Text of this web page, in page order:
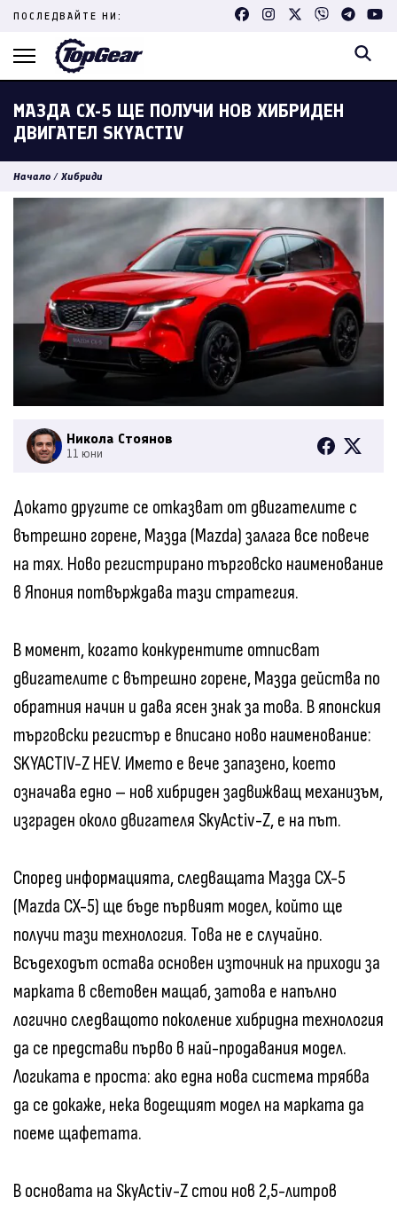
Skip
content
ПОСЛЕДВАЙТЕ НИ:
МАЗДА CX-5 ЩЕ ПОЛУЧИ НОВ ХИБРИДЕН
ДВИГАТЕЛ SKYACTIV
Начало / Хибриди
Никола Стоянов
11 юни
Докато другите се отказват от двигателите с
вътрешно горене, Мазда (Mazda) залага все повече
на тях. Ново регистрирано търговско наименование
в Япония потвърждава тази стратегия.
В момент, когато конкурентите отписват
двигателите с вътрешно горене, Мазда действа по
обратния начин и дава ясен знак за това. В японския
търговски регистър е вписано ново наименование:
SKYACTIV-Z HEV. Името е вече запазено, което
означава едно – нов хибриден задвижващ механизъм,
изграден около двигателя SkyActiv-Z, е на път.
Според информацията, следващата Мазда CX-5
(Mazda CX-5) ще бъде първият модел, който ще
получи тази технология. Това не е случайно.
Всъдеходът остава основен източник на приходи за
марката в световен мащаб, затова е напълно
логично следващото поколение хибридна технология
да се представи първо в най-продавания модел.
Логиката е проста: ако една нова система трябва
да се докаже, нека водещият модел на марката да
поеме щафетата.
В основата на SkyActiv-Z стои нов 2,5-литров